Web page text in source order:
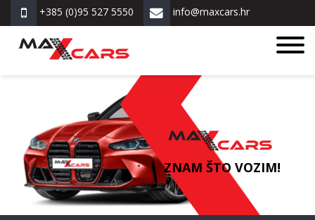
+385 (0)95 527 5550 info@maxcars.hr
ZNAM ŠTO VOZIM!